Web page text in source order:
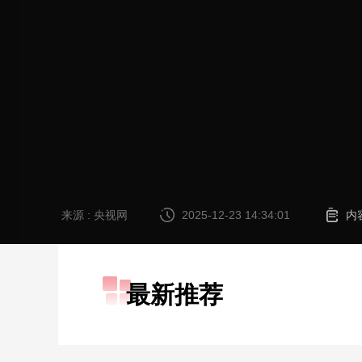
来源 : 央视网 2025-12-23 14:34:01 内
最新推荐